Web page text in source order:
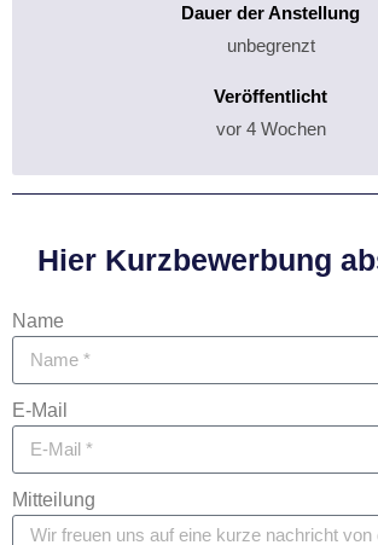
Dauer der Anstellung
unbegrenzt
Veröffentlicht
vor 4 Wochen
Hier Kurzbewerbung
Name
E-Mail
Mitteilung